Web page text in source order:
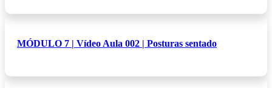
MÓDULO 7 | Vídeo Aula 002 | Posturas sentado